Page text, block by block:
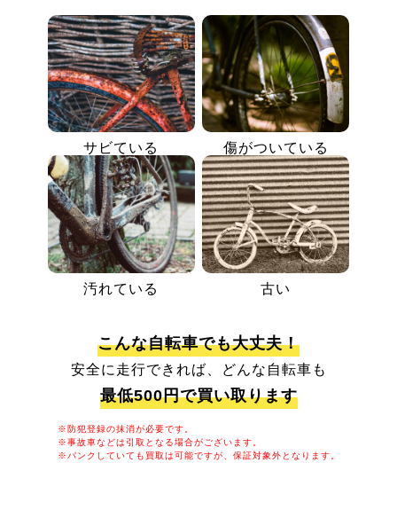
サビている 傷がついている
汚れている 古い
こんな自転車でも大丈夫！
安全に走行できれば、どんな自転車も
最低500円で買い取ります
※防犯登録の抹消が必要です。
※事故車などは引取となる場合がございます。
※パンクしていても買取は可能ですが、保証対象外となります。